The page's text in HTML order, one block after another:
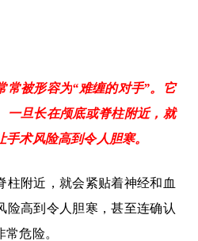
常被形容为“难缠的对手”。它
一旦长在颅底或脊柱附近，就
术风险高到令人胆寒。
柱附近，就会紧贴着神经和血
险高到令人胆寒，甚至连确认
危险。